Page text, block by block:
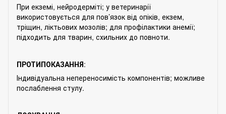
При екземі, нейродерміті; у ветеринарії
використовується для пов’язок від опіків, екзем,
тріщин, ліктьових мозолів; для профілактики анемії;
підходить для тварин, схильних до повноти.
ПРОТИПОКАЗАННЯ:
Індивідуальна непереносимість компонентів; можливе
послаблення стулу.